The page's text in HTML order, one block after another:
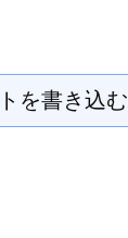
を書き込む